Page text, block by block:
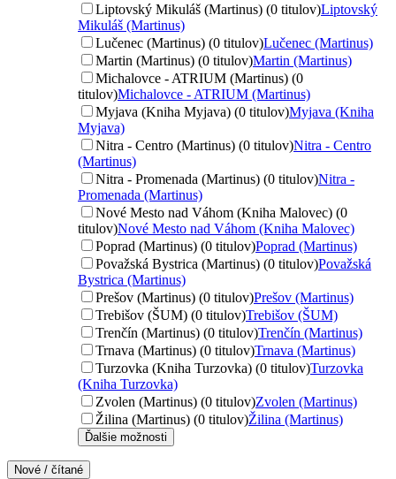
Liptovský Mikuláš (Martinus) (0 titulov)Liptovský
Mikuláš (Martinus)
Lučenec (Martinus) (0 titulov)Lučenec (Martinus)
Martin (Martinus) (0 titulov)Martin (Martinus)
Michalovce - ATRIUM (Martinus) (0
titulov)Michalovce - ATRIUM (Martinus)
Myjava (Kniha Myjava) (0 titulov)Myjava (Kniha
Myjava)
Nitra - Centro (Martinus) (0 titulov)Nitra - Centro
(Martinus)
Nitra - Promenada (Martinus) (0 titulov)Nitra -
Promenada (Martinus)
Nové Mesto nad Váhom (Kniha Malovec) (0
titulov)Nové Mesto nad Váhom (Kniha Malovec)
Poprad (Martinus) (0 titulov)Poprad (Martinus)
Považská Bystrica (Martinus) (0 titulov)Považská
Bystrica (Martinus)
Prešov (Martinus) (0 titulov)Prešov (Martinus)
Trebišov (ŠUM) (0 titulov)Trebišov (ŠUM)
Trenčín (Martinus) (0 titulov)Trenčín (Martinus)
Trnava (Martinus) (0 titulov)Trnava (Martinus)
Turzovka (Kniha Turzovka) (0 titulov)Turzovka
(Kniha Turzovka)
Zvolen (Martinus) (0 titulov)Zvolen (Martinus)
Žilina (Martinus) (0 titulov)Žilina (Martinus)
Ďalšie možnosti
Nové / čítané